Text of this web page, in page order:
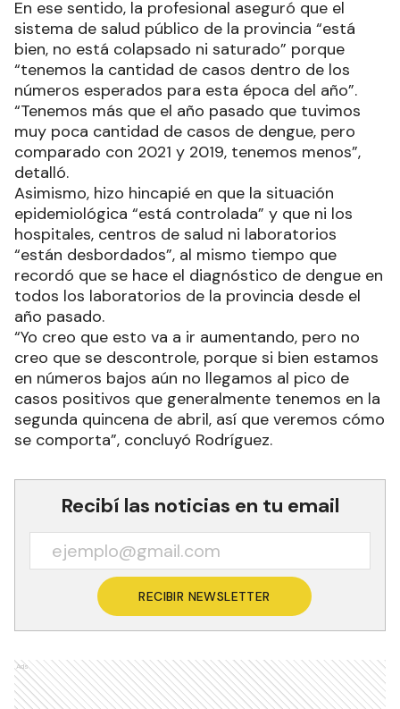
En ese sentido, la profesional aseguró que el
sistema de salud público de la provincia “está
bien, no está colapsado ni saturado” porque
“tenemos la cantidad de casos dentro de los
números esperados para esta época del año”.
“Tenemos más que el año pasado que tuvimos
muy poca cantidad de casos de dengue, pero
comparado con 2021 y 2019, tenemos menos”,
detalló.
Asimismo, hizo hincapié en que la situación
epidemiológica “está controlada” y que ni los
hospitales, centros de salud ni laboratorios
“están desbordados”, al mismo tiempo que
recordó que se hace el diagnóstico de dengue en
todos los laboratorios de la provincia desde el
año pasado.
“Yo creo que esto va a ir aumentando, pero no
creo que se descontrole, porque si bien estamos
en números bajos aún no llegamos al pico de
casos positivos que generalmente tenemos en la
segunda quincena de abril, así que veremos cómo
se comporta”, concluyó Rodríguez.
Recibí las noticias en tu email
RECIBIR NEWSLETTER
Ads